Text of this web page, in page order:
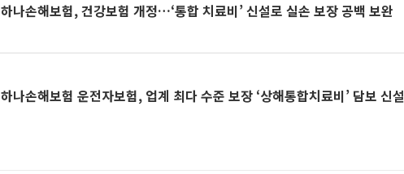
하나손해보험, 건강보험 개정…‘통합 치료비’ 신설로 실손 보장 공백 보완
하나손해보험 운전자보험, 업계 최다 수준 보장 ‘상해통합치료비’ 담보 신설